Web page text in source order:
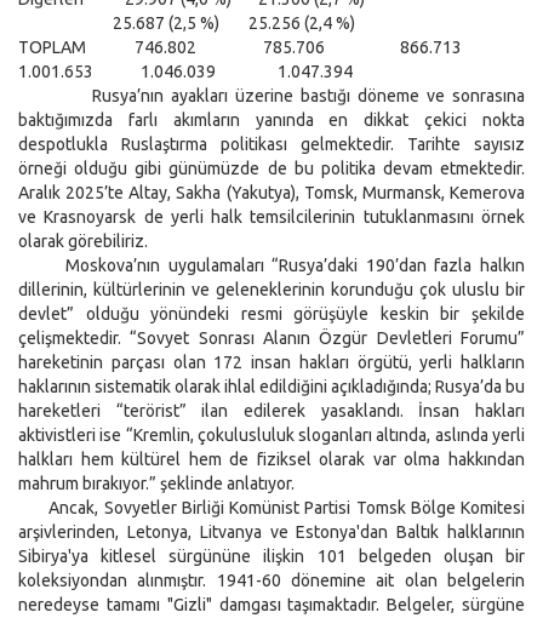
25.687 (2,5 %) 25.256 (2,4 %)
TOPLAM 746.802 785.706 866.713
1.001.653 1.046.039 1.047.394
Rusya’nın ayakları üzerine bastığı döneme ve sonrasına
baktığımızda farlı akımların yanında en dikkat çekici nokta
despotlukla Ruslaştırma politikası gelmektedir. Tarihte sayısız
örneği olduğu gibi günümüzde de bu politika devam etmektedir.
Aralık 2025’te Altay, Sakha (Yakutya), Tomsk, Murmansk, Kemerova
ve Krasnoyarsk de yerli halk temsilcilerinin tutuklanmasını örnek
olarak görebiliriz.
Moskova’nın uygulamaları “Rusya’daki 190’dan fazla halkın
dillerinin, kültürlerinin ve geleneklerinin korunduğu çok uluslu bir
devlet” olduğu yönündeki resmi görüşüyle keskin bir şekilde
çelişmektedir. “Sovyet Sonrası Alanın Özgür Devletleri Forumu”
hareketinin parçası olan 172 insan hakları örgütü, yerli halkların
haklarının sistematik olarak ihlal edildiğini açıkladığında; Rusya’da bu
hareketleri “terörist” ilan edilerek yasaklandı. İnsan hakları
aktivistleri ise “Kremlin, çokulusluluk sloganları altında, aslında yerli
halkları hem kültürel hem de fiziksel olarak var olma hakkından
mahrum bırakıyor.” şeklinde anlatıyor.
Ancak, Sovyetler Birliği Komünist Partisi Tomsk Bölge Komitesi
arşivlerinden, Letonya, Litvanya ve Estonya'dan Baltık halklarının
Sibirya'ya kitlesel sürgününe ilişkin 101 belgeden oluşan bir
koleksiyondan alınmıştır. 1941-60 dönemine ait olan belgelerin
neredeyse tamamı "Gizli" damgası taşımaktadır. Belgeler, sürgüne